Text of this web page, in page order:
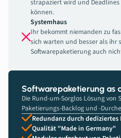
strapaziert wird und
können.
Systemhaus
Ihr bekommt niemanden zu
sich warten und besser als ihr
Softwarepaketierung auch
Softwarepaketierung as
Die Rund-um-Sorglos Lösung von
Paketierungs-Backlog und -
Redundanz durch dediziertes
Qualität "Made in Germany"